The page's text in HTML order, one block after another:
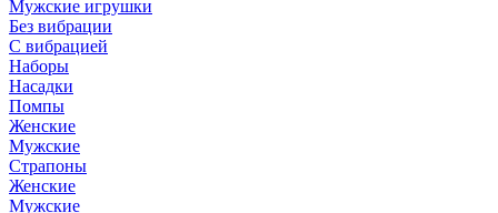
Мужские игрушки
Без вибрации
С вибрацией
Наборы
Насадки
Помпы
Женские
Мужские
Страпоны
Женские
Мужские